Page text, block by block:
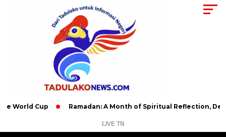
Ramadan: A Month of Spiritual Reflection, Devotion,
LIVE TN